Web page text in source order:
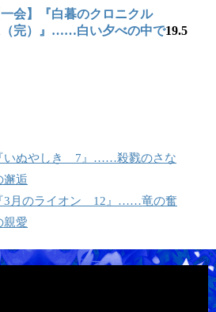
一会】『白暮のクロニクル
（完）』……白い夕べの中で19.5
いぬやしき 7』……殺戮のさな
邂逅
3月のライオン 12』……竜の奮
親愛